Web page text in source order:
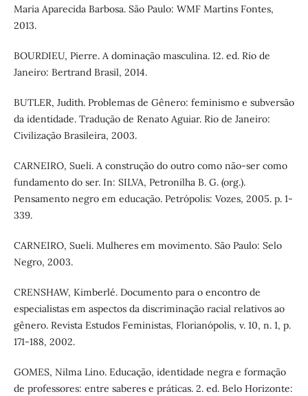
Maria Aparecida Barbosa. São Paulo: WMF Martins Fontes,
2013.
BOURDIEU, Pierre. A dominação masculina. 12. ed. Rio de
Janeiro: Bertrand Brasil, 2014.
BUTLER, Judith. Problemas de Gênero: feminismo e subversão
da identidade. Tradução de Renato Aguiar. Rio de Janeiro:
Civilização Brasileira, 2003.
CARNEIRO, Sueli. A construção do outro como não-ser como
fundamento do ser. In: SILVA, Petronilha B. G. (org.).
Pensamento negro em educação. Petrópolis: Vozes, 2005. p. 1-
339.
CARNEIRO, Sueli. Mulheres em movimento. São Paulo: Selo
Negro, 2003.
CRENSHAW, Kimberlé. Documento para o encontro de
especialistas em aspectos da discriminação racial relativos ao
gênero. Revista Estudos Feministas, Florianópolis, v. 10, n. 1, p.
171-188, 2002.
GOMES, Nilma Lino. Educação, identidade negra e formação
de professores: entre saberes e práticas. 2. ed. Belo Horizonte: